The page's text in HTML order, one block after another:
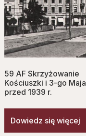
59 AF Skrzyżowanie
Kościuszki i 3-go Maja
przed 1939 r.
Dowiedz się więcej